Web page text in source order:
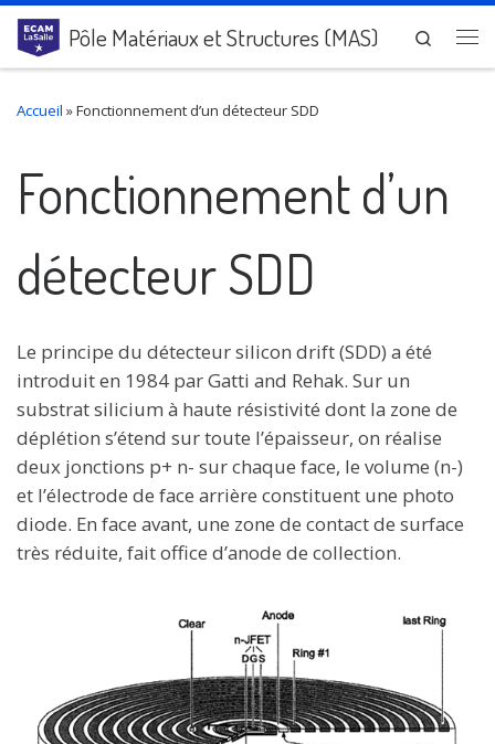
Passer au contenu
Pôle Matériaux et Structures (MAS)
Search
Accueil »Fonctionnement d’un détecteur SDD
Fonctionnement d’un
détecteur SDD
Le principe du détecteur silicon drift (SDD) a été
introduit en 1984 par Gatti and Rehak. Sur un
substrat silicium à haute résistivité dont la zone de
déplétion s’étend sur toute l’épaisseur, on réalise
deux jonctions p+ n- sur chaque face, le volume (n-)
et l’électrode de face arrière constituent une photo
diode. En face avant, une zone de contact de surface
très réduite, fait office d’anode de collection.